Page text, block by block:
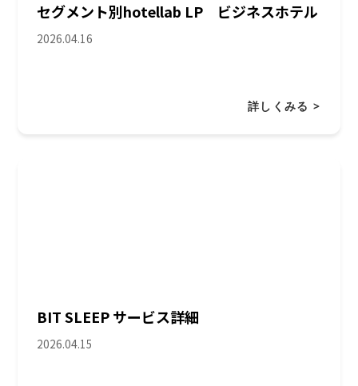
セグメント別hotellab LP ビジネスホテル
2026.04.16
詳しくみる >
BIT SLEEP サービス詳細
2026.04.15